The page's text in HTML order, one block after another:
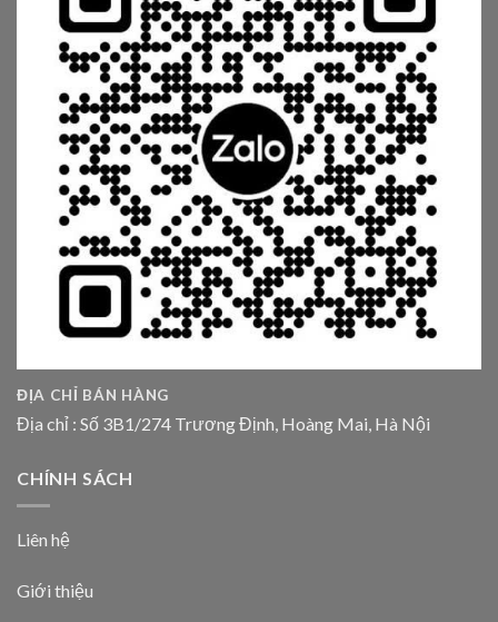
ĐỊA CHỈ BÁN HÀNG
Địa chỉ : Số 3B1/274 Trương Định, Hoàng Mai, Hà Nội
CHÍNH SÁCH
Liên hệ
Giới thiệu